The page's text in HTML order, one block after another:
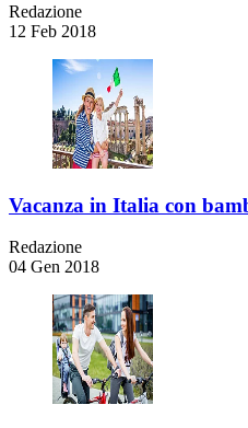
Redazione
12 Feb 2018
Vacanza in Italia con
Redazione
04 Gen 2018